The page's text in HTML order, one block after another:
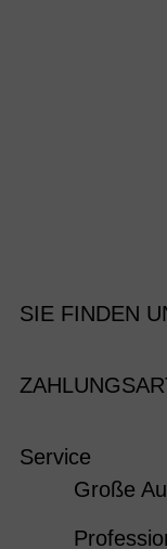
SIE FINDEN
Service
Große